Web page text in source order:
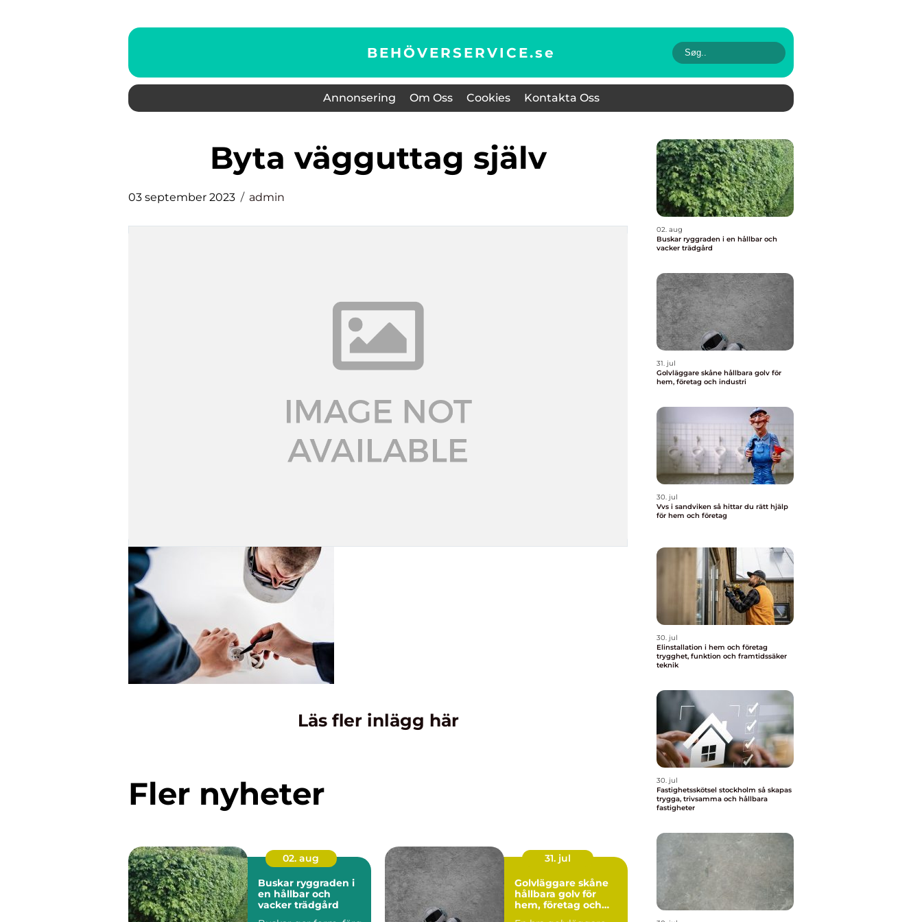
BEHÖVERSERVICE.se
Annonsering Om Oss Cookies Kontakta Oss
byta vägguttag själv
03 september 2023 admin
Läs fler inlägg här
Fler nyheter
02. aug
Buskar ryggraden i
en hållbar och
vacker trädgård
31. jul
Golvläggare skåne
hållbara golv för
hem, företag och
02. aug
Buskar ryggraden i en hållbar och
vacker trädgård
31. jul
Golvläggare skåne hållbara golv för
hem, företag och industri
30. jul
Vvs i sandviken så hittar du rätt hjälp
för hem och företag
30. jul
Elinstallation i hem och företag
trygghet, funktion och framtidssäker
teknik
30. jul
Fastighetsskötsel stockholm så skapas
trygga, trivsamma och hållbara
fastigheter